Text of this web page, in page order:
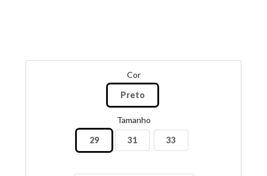
Cor
Preto
Tamanho
29
31 33